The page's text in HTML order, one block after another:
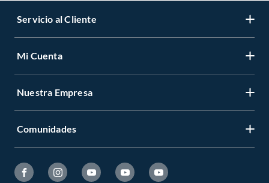
Servicio al Cliente
Mi Cuenta
Nuestra Empresa
Comunidades